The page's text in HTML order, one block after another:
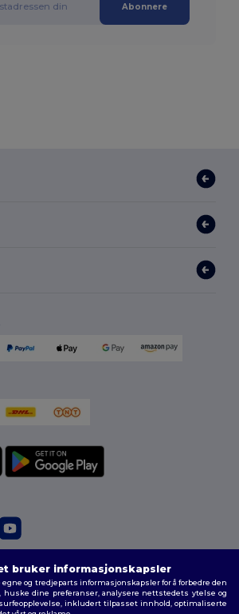
Abonnere
Alle rettigheter forbeholdt
|Retningslinjer for
Nettstedsoversikt
bruker informasjonskapsler
og tredjeparts informasjonskapsler for å forbedre den
dine preferanser, analysere nettstedets ytelse og
inkludert tilpasset innhold, optimaliserte